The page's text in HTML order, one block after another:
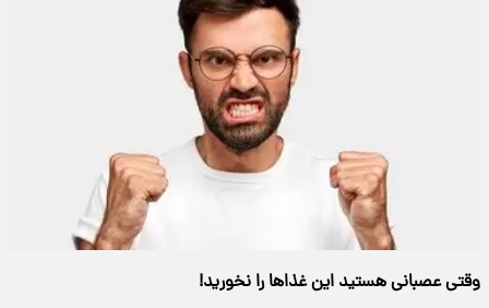
وقتی عصبانی هستید این غذاها را نخورید!